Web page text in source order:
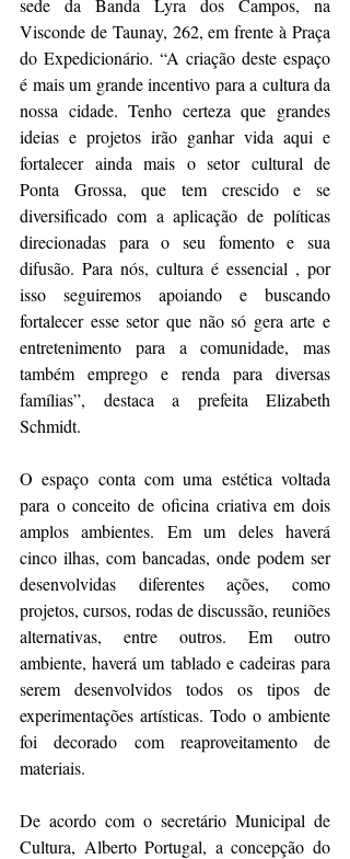
sede da Banda Lyra dos Campos, na
Visconde de Taunay, 262, em frente à Praça
do Expedicionário. “A criação deste espaço
é mais um grande incentivo para a cultura da
nossa cidade. Tenho certeza que grandes
ideias e projetos irão ganhar vida aqui e
fortalecer ainda mais o setor cultural de
Ponta Grossa, que tem crescido e se
diversificado com a aplicação de políticas
direcionadas para o seu fomento e sua
difusão. Para nós, cultura é essencial , por
isso seguiremos apoiando e buscando
fortalecer esse setor que não só gera arte e
entretenimento para a comunidade, mas
também emprego e renda para diversas
famílias”, destaca a prefeita Elizabeth
Schmidt.
O espaço conta com uma estética voltada
para o conceito de oficina criativa em dois
amplos ambientes. Em um deles haverá
cinco ilhas, com bancadas, onde podem ser
desenvolvidas diferentes ações, como
projetos, cursos, rodas de discussão, reuniões
alternativas, entre outros. Em outro
ambiente, haverá um tablado e cadeiras para
serem desenvolvidos todos os tipos de
experimentações artísticas. Todo o ambiente
foi decorado com reaproveitamento de
materiais.
De acordo com o secretário Municipal de
Cultura, Alberto Portugal, a concepção do